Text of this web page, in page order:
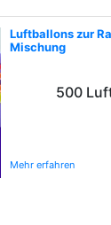
Luftballons zur
Mischung
500
Mehr erfahren